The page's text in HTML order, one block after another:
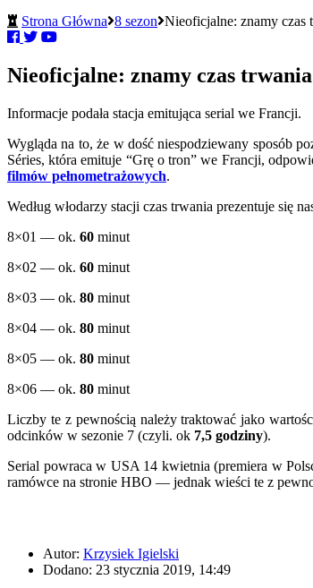
Strona Główna 8 sezon Nieoficjalne: znamy czas
Nieoficjalne: znamy czas
Informacje podała stacja emitująca serial we Francji.
Wygląda na to, że w dość niespodziewany sposób
Séries, która emituje “Grę o tron” we Francji,
filmów pełnometrażowych.
Według włodarzy stacji czas trwania prezentuje się
8×01 — ok. 60 minut
8×02 — ok. 60 minut
8×03 — ok. 80 minut
8×04 — ok. 80 minut
8×05 — ok. 80 minut
8×06 — ok. 80 minut
Liczby te z pewnością należy traktować jako
odcinków w sezonie 7 (czyli. ok 7,5 godziny).
Serial powraca w USA 14 kwietnia (premiera w
ramówce na stronie HBO — jednak wieści te z
Autor: Krzysiek Igielski
Dodano: 23 stycznia 2019, 14:49